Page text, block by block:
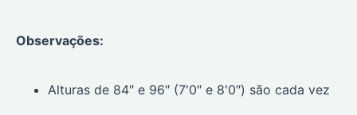
Observações:
Alturas de 84″ e 96″ (7'0″ e 8'0″) são cada vez